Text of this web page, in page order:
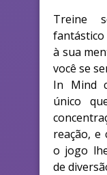
Treine
fantástico
à sua
você se
In Mind
único
reação, e
o jogo
de